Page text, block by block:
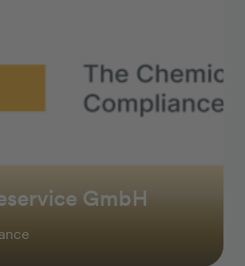
GmbH